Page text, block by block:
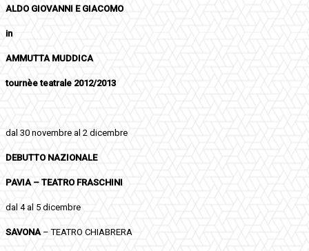
ALDO GIOVANNI E GIACOMO
in
AMMUTTA MUDDICA
tournèe teatrale 2012/2013
dal 30 novembre al 2 dicembre
DEBUTTO NAZIONALE
PAVIA – TEATRO FRASCHINI
dal 4 al 5 dicembre
SAVONA– TEATRO CHIABRERA